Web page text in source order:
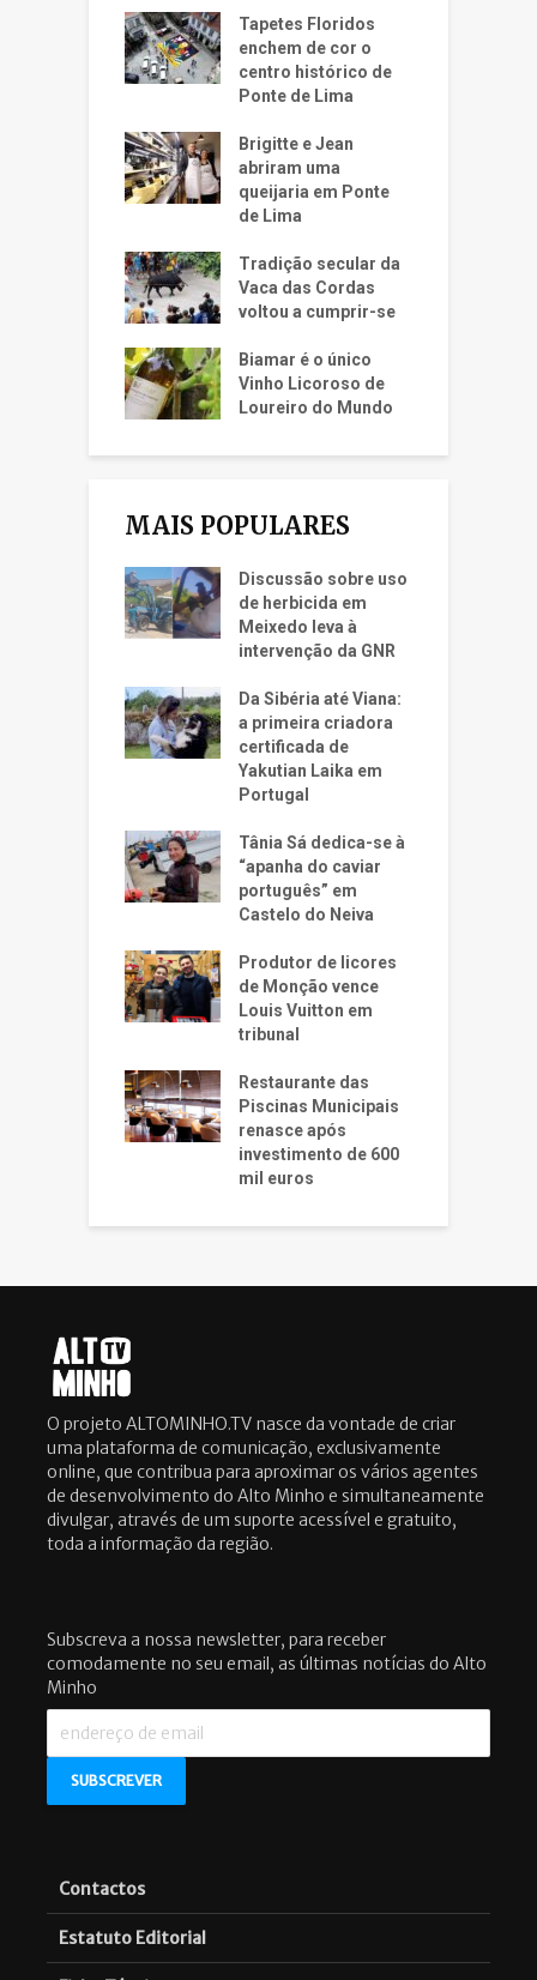
Tapetes Floridos
enchem de cor o
centro histórico de
Ponte de Lima
Brigitte e Jean
abriram uma
queijaria em Ponte
de Lima
Tradição secular da
Vaca das Cordas
voltou a cumprir-se
Biamar é o único
Vinho Licoroso de
Loureiro do Mundo
MAIS POPULARES
Discussão sobre uso
de herbicida em
Meixedo leva à
intervenção da GNR
Da Sibéria até Viana:
a primeira criadora
certificada de
Yakutian Laika em
Portugal
Tânia Sá dedica-se à
“apanha do caviar
português” em
Castelo do Neiva
Produtor de licores
de Monção vence
Louis Vuitton em
tribunal
Restaurante das
Piscinas Municipais
renasce após
investimento de 600
mil euros
O projeto ALTOMINHO.TV nasce da vontade de criar
uma plataforma de comunicação, exclusivamente
online, que contribua para aproximar os vários agentes
de desenvolvimento do Alto Minho e simultaneamente
divulgar, através de um suporte acessível e gratuito,
toda a informação da região.
Subscreva a nossa newsletter, para receber
comodamente no seu email, as últimas notícias do Alto
Minho
Contactos
Estatuto Editorial